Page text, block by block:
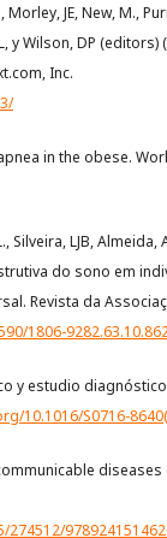
JE, New, M.,
y Wilson, DP (editors)
Inc.
in the obese.
Silveira, LJB, Almeida,
do sono em
Revista da
1806-
y estudio
10.1016/S0716-
diseases